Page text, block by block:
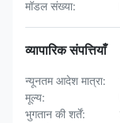
मॉडल संख्या:
व्यापारिक संपत्तियाँ
न्यूनतम आदेश मात्रा:
मूल्य:
भुगतान की शर्तें: